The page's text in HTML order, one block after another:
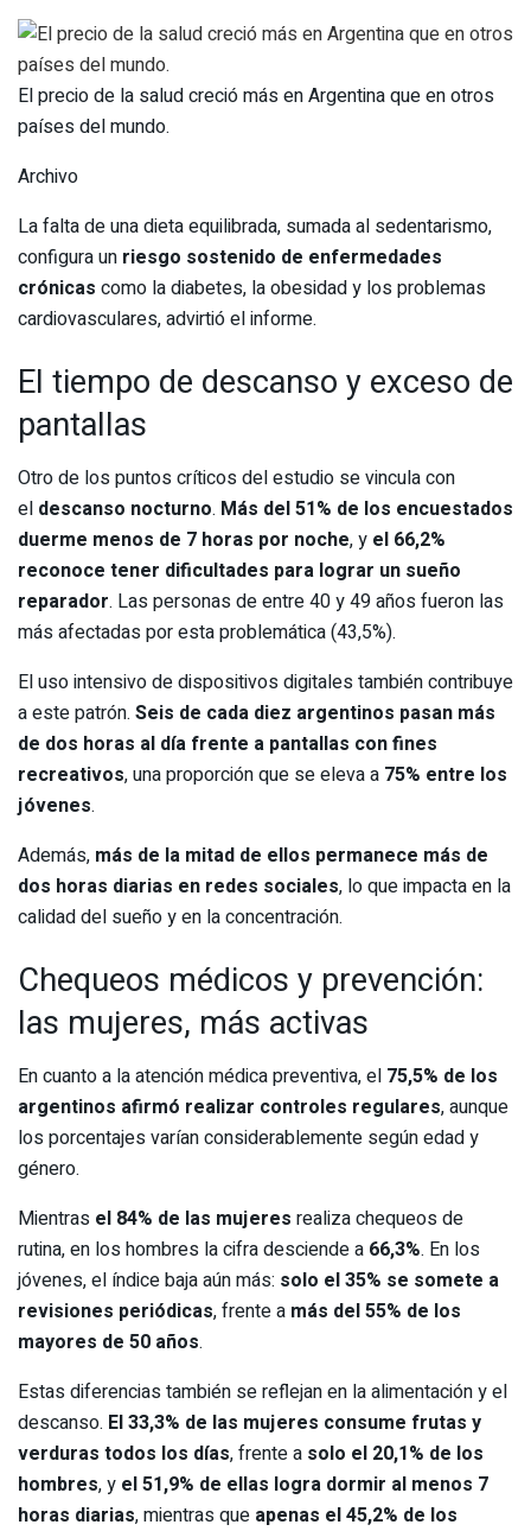
El precio de la salud creció más en Argentina que en otros
países del mundo.
Archivo
La falta de una dieta equilibrada, sumada al sedentarismo,
configura un riesgo sostenido de enfermedades
crónicas como la diabetes, la obesidad y los problemas
cardiovasculares, advirtió el informe.
El tiempo de descanso y exceso de
pantallas
Otro de los puntos críticos del estudio se vincula con
el descanso nocturno. Más del 51% de los encuestados
duerme menos de 7 horas por noche, y el 66,2%
reconoce tener dificultades para lograr un sueño
reparador. Las personas de entre 40 y 49 años fueron las
más afectadas por esta problemática (43,5%).
El uso intensivo de dispositivos digitales también contribuye
a este patrón. Seis de cada diez argentinos pasan más
de dos horas al día frente a pantallas con fines
recreativos, una proporción que se eleva a 75% entre los
jóvenes.
Además, más de la mitad de ellos permanece más de
dos horas diarias en redes sociales, lo que impacta en la
calidad del sueño y en la concentración.
Chequeos médicos y prevención:
las mujeres, más activas
En cuanto a la atención médica preventiva, el 75,5% de los
argentinos afirmó realizar controles regulares, aunque
los porcentajes varían considerablemente según edad y
género.
Mientras el 84% de las mujeres realiza chequeos de
rutina, en los hombres la cifra desciende a 66,3%. En los
jóvenes, el índice baja aún más: solo el 35% se somete a
revisiones periódicas, frente a más del 55% de los
mayores de 50 años.
Estas diferencias también se reflejan en la alimentación y el
descanso. El 33,3% de las mujeres consume frutas y
verduras todos los días, frente a solo el 20,1% de los
hombres, y el 51,9% de ellas logra dormir al menos 7
horas diarias, mientras que apenas el 45,2% de los